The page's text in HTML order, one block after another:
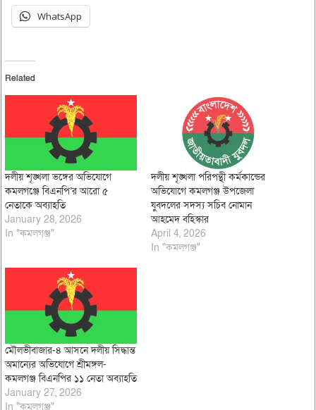
WhatsApp
Related
দলীয় শৃঙ্খলা ভঙ্গের অভিযোগে
কমলগঞ্জে বিএনপি’র আরো ৫
নেতাকে অব্যাহতি
January 28, 2026
In "কমলগঞ্জ"
দলীয় শৃঙ্খলা পরিপন্থী কর্মকান্ডের
অভিযোগে কমলগঞ্জ উপজেলা
যুবদলের সদস্য সচিব নোমান
আহমেদ বহিস্কার
April 4, 2026
In "কমলগঞ্জ"
মৌলভীবাজার-৪ আসনে দলীয় সিদ্ধান্ত
অমান্যের অভিযোগে শ্রীমঙ্গল-
কমলগঞ্জ বিএনপির ১১ নেতা অব্যাহতি
January 27, 2026
In "কমলগঞ্জ"